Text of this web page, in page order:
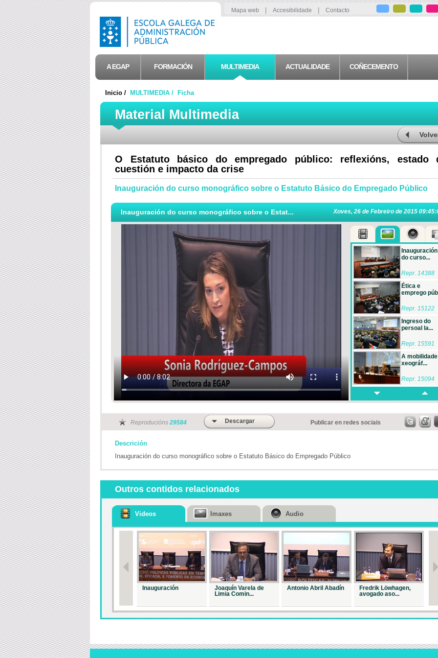
Mapa web | Accesibilidade | Contacto
A EGAP FORMACIÓN MULTIMEDIA ACTUALIDADE COÑECEMENTO
Inicio / MULTIMEDIA / Ficha
Material Multimedia
O Estatuto básico do empregado público: reflexións, estado
cuestión e impacto da crise
Inauguración do curso monográfico sobre o Estatuto Básico do Empregado Público
Inauguración do curso monográfico sobre o Estat... Xoves, 26 de Febreiro de 2015
Inauguración
do curso...
Repr. 14388
Ética e
emprego
Repr. 15122
Ingreso do
persoal la...
Repr. 15591
A mobilidade
xeográf...
Repr. 15094
A extinción
Repr. 15605
Reformas
emprego ...
Os
O
obxect...
Repr. 19503
Clausura do
curso mon...
Repr. 19276
Reproducións 29584 Descargar Publicar en redes sociais
Descrición
Inauguración do curso monográfico sobre o Estatuto Básico do Empregado Público
Outros contidos relacionados
Videos
Inauguración
Joaquín Varela de
Limia Comin...
Antonio Abril Abadín
Fredrik Löwhagen,
avogado aso...
Imaxes Audio